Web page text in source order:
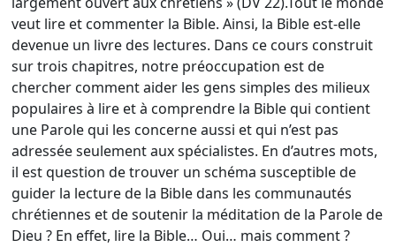
veut lire et commenter la Bible. Ainsi, la Bible est-elle
devenue un livre des lectures. Dans ce cours construit
sur trois chapitres, notre préoccupation est de
chercher comment aider les gens simples des milieux
populaires à lire et à comprendre la Bible qui contient
une Parole qui les concerne aussi et qui n’est pas
adressée seulement aux spécialistes. En d’autres mots,
il est question de trouver un schéma susceptible de
guider la lecture de la Bible dans les communautés
chrétiennes et de soutenir la méditation de la Parole de
Dieu ? En effet, lire la Bible… Oui… mais comment ?